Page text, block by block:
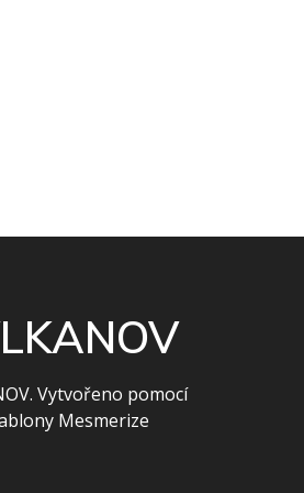
Vytvořeno pomocí
Mesmerize